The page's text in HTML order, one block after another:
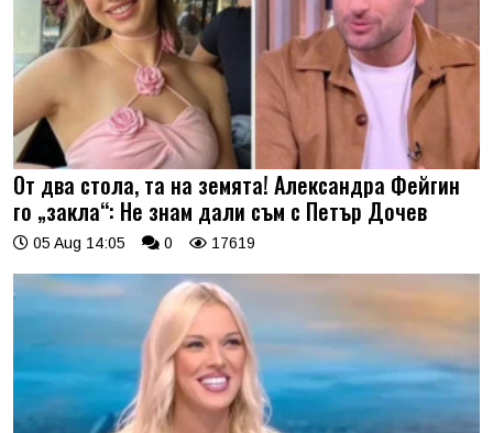
От два стола, та на земята! Александра Фейгин
го „закла“: Не знам дали съм с Петър Дочев
05 Aug 14:05 0 17619